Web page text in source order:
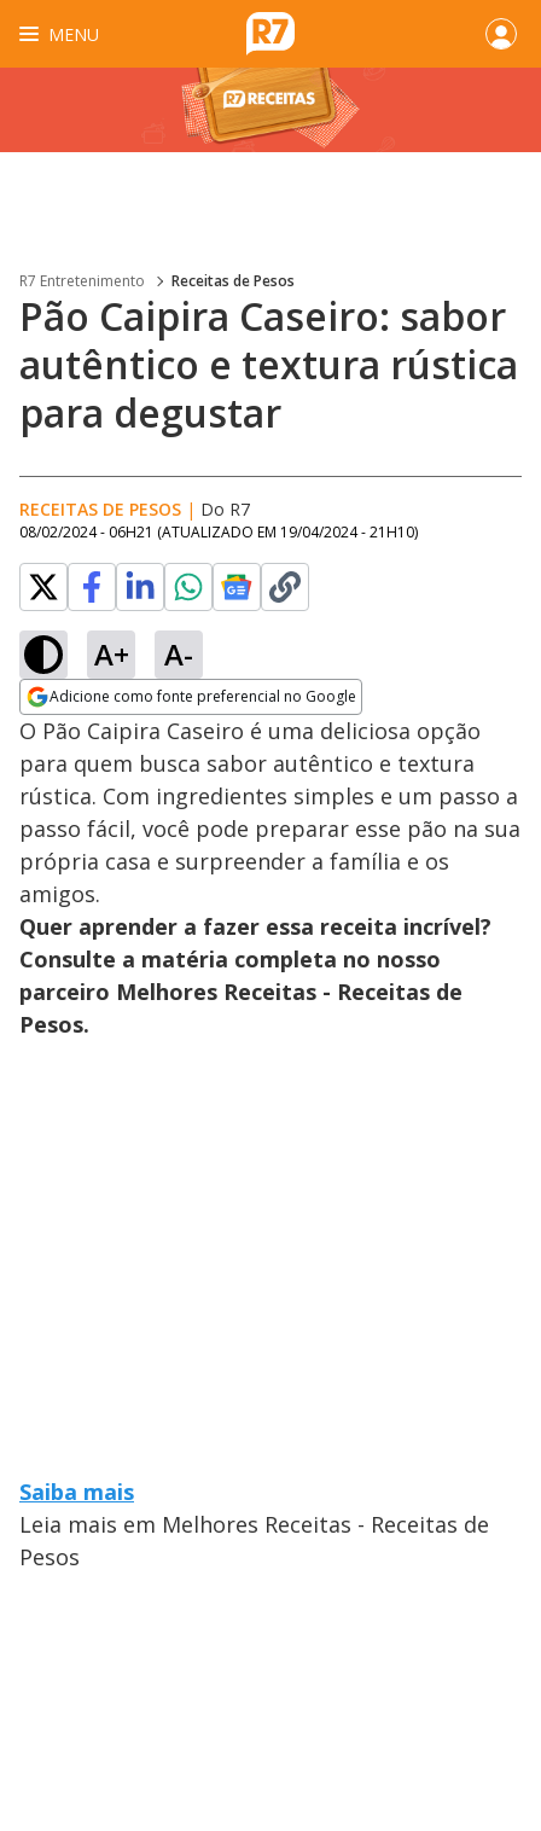
MENU
R7 Entretenimento Receitas de Pesos
Pão Caipira Caseiro: sabor
autêntico e textura rústica
para degustar
RECEITAS DE PESOS | Do R7
08/02/2024 - 06H21 (ATUALIZADO EM 19/04/2024 - 21H10)
A+ A-
Adicione como fonte preferencial no Google
Opens in new window
O Pão Caipira Caseiro é uma deliciosa opção
para quem busca sabor autêntico e textura
rústica. Com ingredientes simples e um passo a
passo fácil, você pode preparar esse pão na sua
própria casa e surpreender a família e os
amigos.
Quer aprender a fazer essa receita incrível?
Consulte a matéria completa no nosso
parceiro Melhores Receitas - Receitas de
Pesos.
Saiba mais
Leia mais em Melhores Receitas - Receitas de
Pesos